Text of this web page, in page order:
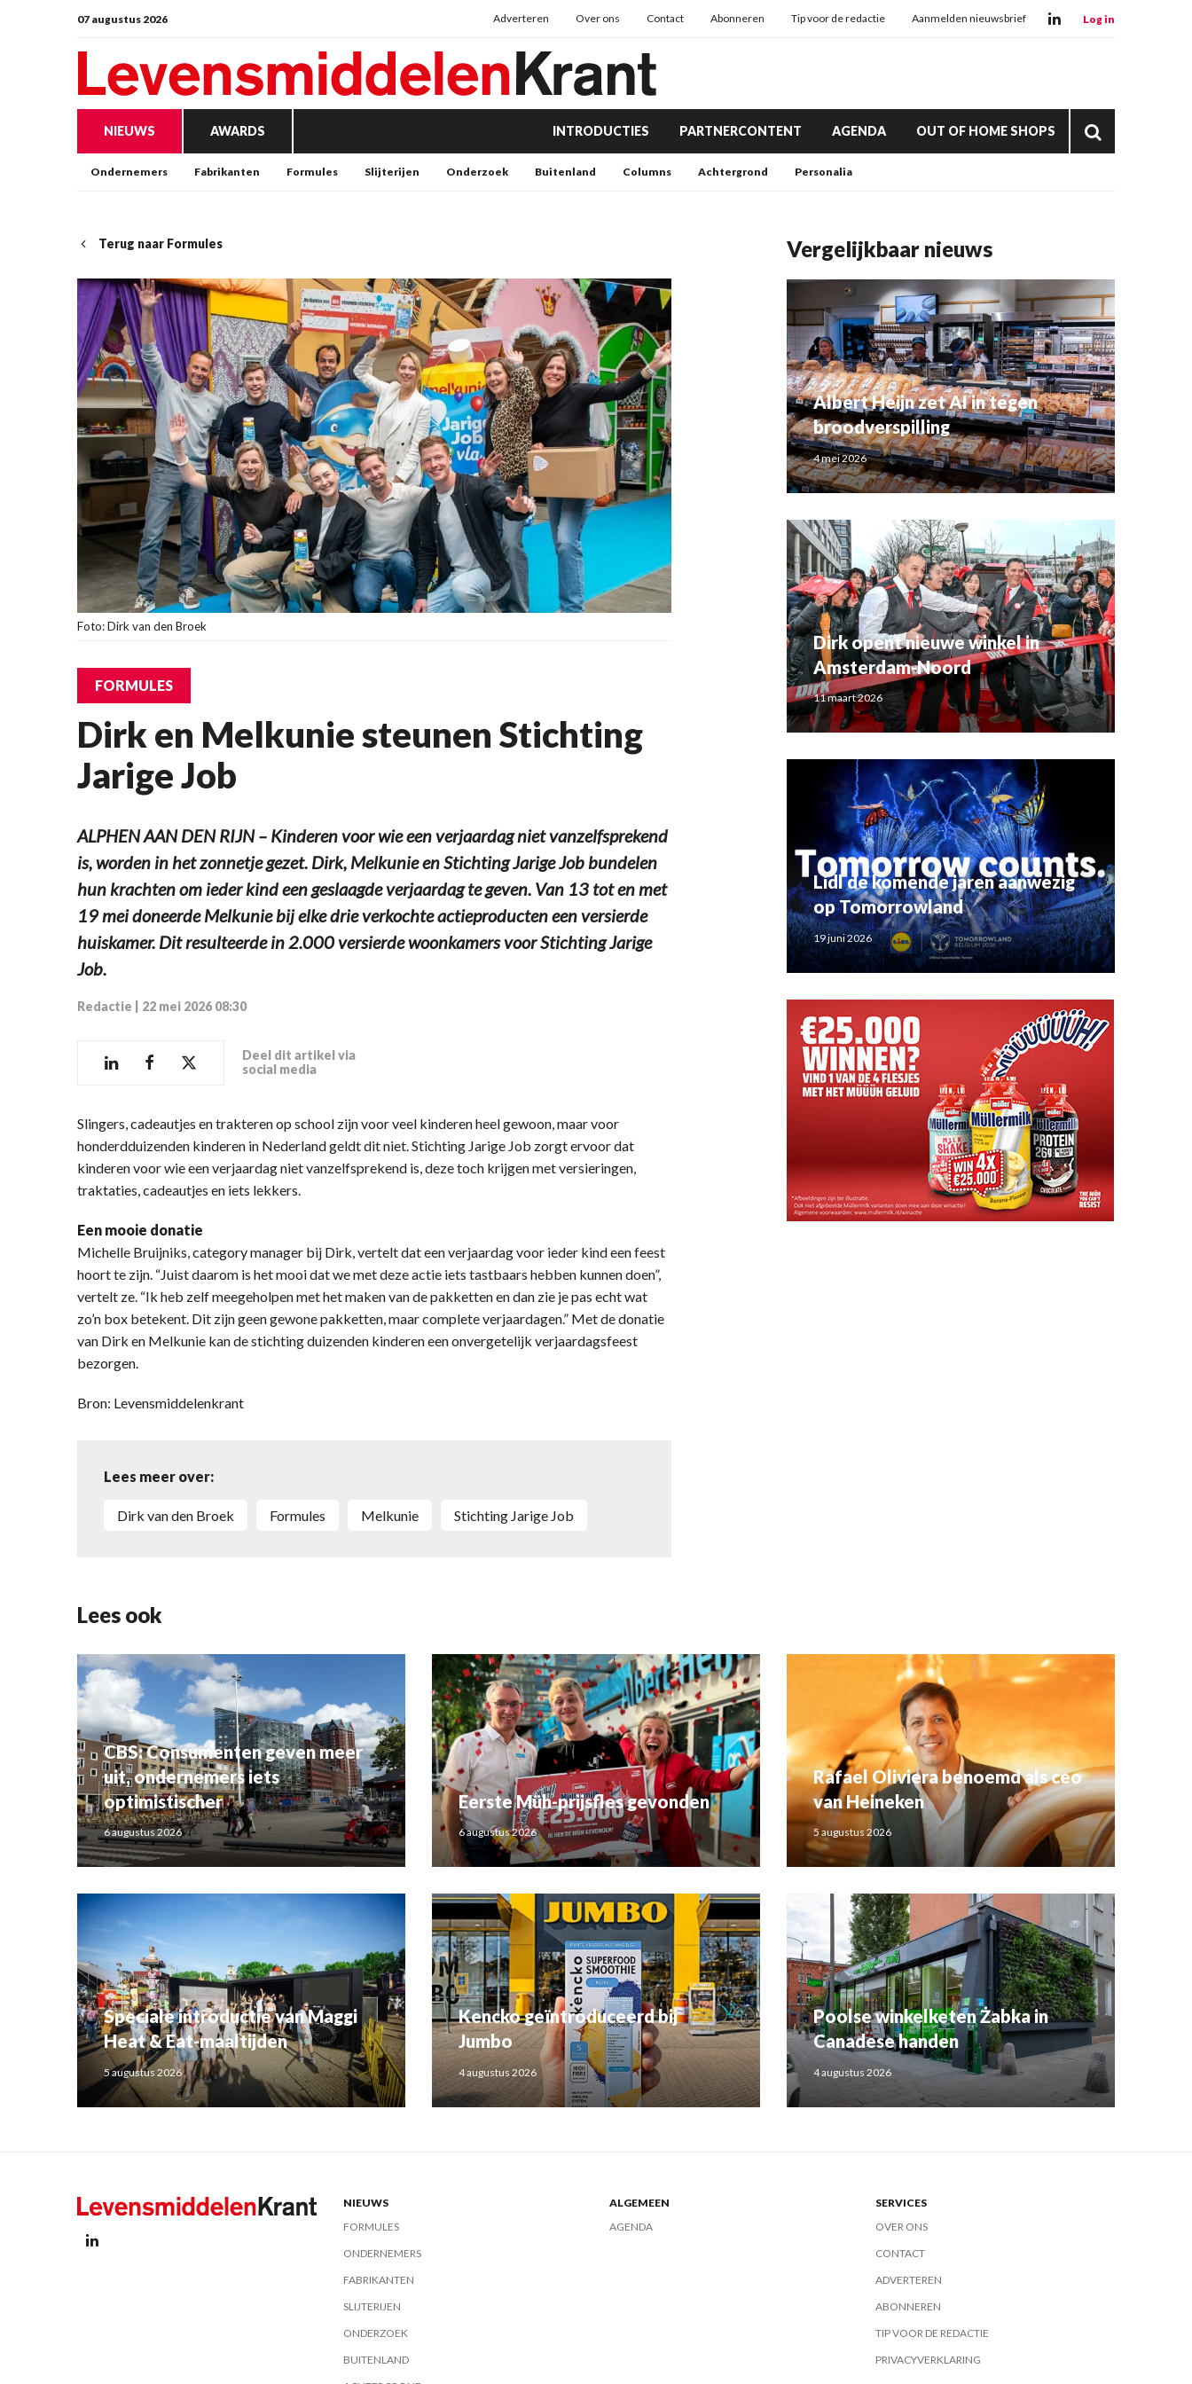
07 augustus 2026 Adverteren Over ons Contact Abonneren Tip voor de redactie Aanmelden nieuwsbrief Log in
NIEUWS AWARDS INTRODUCTIES PARTNERCONTENT AGENDA OUT OF HOME SHOPS
Ondernemers Fabrikanten Formules Slijterijen Onderzoek Buitenland Columns Achtergrond Personalia
Terug naar Formules
Foto: Dirk van den Broek
FORMULES
Dirk en Melkunie steunen Stichting
Jarige Job
ALPHEN AAN DEN RIJN – Kinderen voor wie een verjaardag niet vanzelfsprekend
is, worden in het zonnetje gezet. Dirk, Melkunie en Stichting Jarige Job bundelen
hun krachten om ieder kind een geslaagde verjaardag te geven. Van 13 tot en met
19 mei doneerde Melkunie bij elke drie verkochte actieproducten een versierde
huiskamer. Dit resulteerde in 2.000 versierde woonkamers voor Stichting Jarige
Job.
Redactie 22 mei 2026 08:30
Deel dit artikel via
social media
Slingers, cadeautjes en trakteren op school zijn voor veel kinderen heel gewoon, maar voor
honderdduizenden kinderen in Nederland geldt dit niet. Stichting Jarige Job zorgt ervoor dat
kinderen voor wie een verjaardag niet vanzelfsprekend is, deze toch krijgen met versieringen,
traktaties, cadeautjes en iets lekkers.
Een mooie donatie
Michelle Bruijniks, category manager bij Dirk, vertelt dat een verjaardag voor ieder kind een feest
hoort te zijn. “Juist daarom is het mooi dat we met deze actie iets tastbaars hebben kunnen doen”,
vertelt ze. “Ik heb zelf meegeholpen met het maken van de pakketten en dan zie je pas echt wat
zo’n box betekent. Dit zijn geen gewone pakketten, maar complete verjaardagen.” Met de donatie
van Dirk en Melkunie kan de stichting duizenden kinderen een onvergetelijk verjaardagsfeest
bezorgen.
Bron: Levensmiddelenkrant
Lees meer over:
Dirk van den Broek Formules Melkunie Stichting Jarige Job
Vergelijkbaar nieuws
Albert Heijn zet AI in tegen
broodverspilling
4 mei 2026
Dirk opent nieuwe winkel in
Amsterdam-Noord
11 maart 2026
Lidl de komende jaren aanwezig
op Tomorrowland
19 juni 2026
Lees ook
CBS: Consumenten geven meer
uit, ondernemers iets
optimistischer
6 augustus 2026
Eerste Müh-prijsfles gevonden
6 augustus 2026
Rafael Oliviera benoemd als ceo
van Heineken
5 augustus 2026
Speciale introductie van Maggi
Heat & Eat-maaltijden
5 augustus 2026
Kencko geïntroduceerd bij
Jumbo
4 augustus 2026
Poolse winkelketen Żabka in
Canadese handen
4 augustus 2026
NIEUWS
FORMULES
ONDERNEMERS
FABRIKANTEN
SLIJTERIJEN
ONDERZOEK
BUITENLAND
ALGEMEEN
AGENDA
SERVICES
OVER ONS
CONTACT
ADVERTEREN
ABONNEREN
TIP VOOR DE REDACTIE
PRIVACYVERKLARING